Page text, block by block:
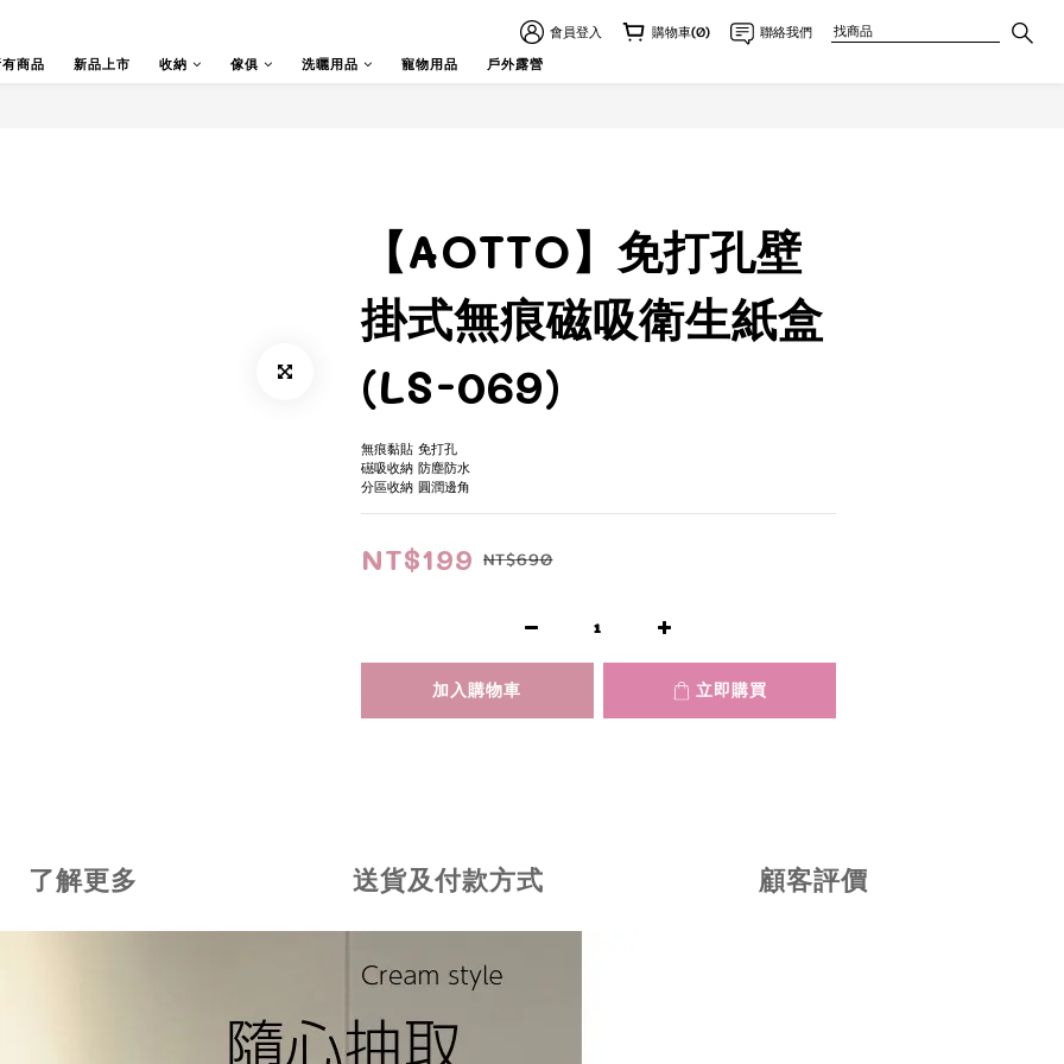
會員登入 購物車(0)
聯絡我們
商品
新品上市 收納 傢俱 洗曬用品 寵物用品 戶外露營
【AOTTO】免打孔壁
掛式無痕磁吸衛生紙盒
(LS-069)
無痕黏貼 免打孔
礠吸收納 防塵防水
分區收納 圓潤邊角
NT$199 NT$690
加入購物車 立即購買
了解更多 送貨及付款方式 顧客評價
立即購買